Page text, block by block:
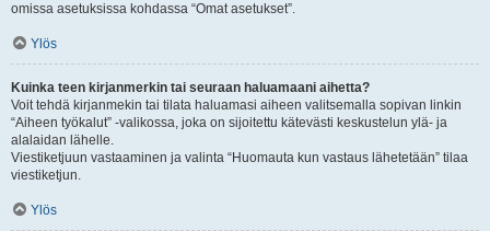
omissa asetuksissa kohdassa “Omat asetukset”.
Ylös
Kuinka teen kirjanmerkin tai seuraan haluamaani aihetta?
Voit tehdä kirjanmekin tai tilata haluamasi aiheen valitsemalla sopivan linkin
“Aiheen työkalut” -valikossa, joka on sijoitettu kätevästi keskustelun ylä- ja
alalaidan lähelle.
Viestiketjuun vastaaminen ja valinta “Huomauta kun vastaus lähetetään” tilaa
viestiketjun.
Ylös